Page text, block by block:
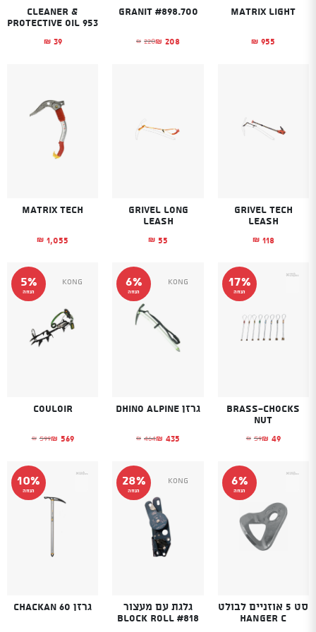
Matrix Light
₪ 955
Granit #898.700
₪ 220
המחיר המקורי היה: ₪220.₪ 208 המחיר הנוכחי הוא: ₪208.
Cleaner &
Protective Oil 953
₪ 39
Grivel Tech
leash
₪ 118
Grivel Long
leash
₪ 55
Matrix Tech
₪ 1,055
17%
הנחה
Brass-chocks
nut
₪ 59
המחיר המקורי היה: ₪59.₪ 49 המחיר הנוכחי הוא: ₪49.
6%
הנחה
Kong
גרזן Dhino Alpine
₪ 464
המחיר המקורי היה: ₪464.₪ 435 המחיר הנוכחי הוא: ₪435.
5%
הנחה
Kong
Couloir
₪ 599
המחיר המקורי₪ 569 המחיר הנוכחי
6%
הנחה
סט 5 אוזניים לבולט
HANGER C
28%
הנחה
Kong
גלגת עם מעצור
Block Roll #818
10%
הנחה
גרזן Chackan 60